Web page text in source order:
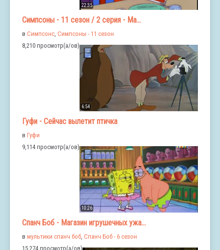
22:35
Симпсоны - 11 сезон / 2 серия - Ма...
в Симпсонс Симпсоны - 11 сезон
8,210 просмотр(а/ов)
6:54
Гуфи - Сейчас вылетит птичка
в Гуфи
9,114 просмотр(а/ов)
10:26
Спанч Боб - Магазин игрушечных ужа...
в мультики спанч боб Спанч Боб - 6 сезон
15,274 просмотр(а/ов)